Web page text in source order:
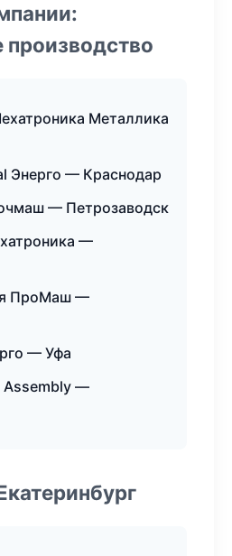
производство
Металлика
Энерго — Краснодар
— Петрозаводск
—
ПроМаш —
— Уфа
Assembly —